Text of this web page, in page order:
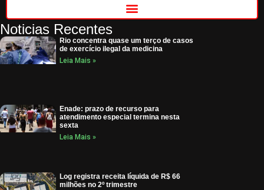
Noticias Recentes
Rio concentra quase um terço de casos
de exercício ilegal da medicina
Leia Mais »
Enade: prazo de recurso para
atendimento especial termina nesta
sexta
Leia Mais »
Log registra receita líquida de R$ 66
milhões no 2º trimestre